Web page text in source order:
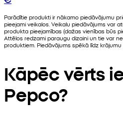
Parādītie produkti ir nākamo piedāvājumu
pieejami veikalos. Veikalu piedāvājums var
produkta pieejamības (dažas vienības būs
Attēlos redzami paraugu dizaini un tie var
produktiem. Piedāvājums spēkā līdz krājumu
Kāpēc vērts
Pepco?